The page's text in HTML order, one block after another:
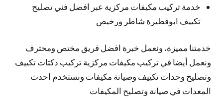
خدمة تركيب مكيفات مركزية عبر افضل فني تصليح
تكييف ابوفطيرة شاطر ورخيص
خدمتنا مميزة، ونعمل خبرة افضل فريق مختص ومحترف
ونعمل أيضا في تركيب مكيفات مركزية تركيب دكتات تكييف
وتصليح وحدات تكييف وصيانة مكيفات ونستخدم احدث
المعدات في صيانة وتصليح المكيفات